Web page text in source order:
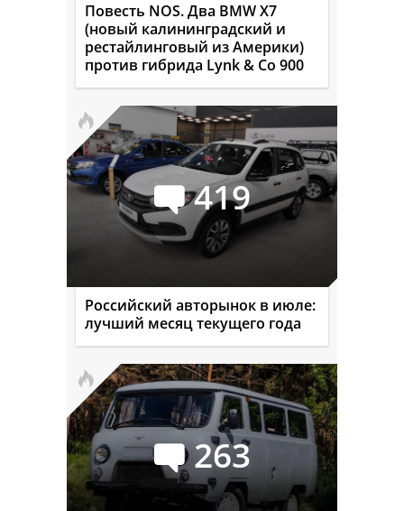
Повесть NOS. Два BMW X7
(новый калининградский и
рестайлинговый из Америки)
против гибрида Lynk & Co 900
419
Российский авторынок в июле:
лучший месяц текущего года
263